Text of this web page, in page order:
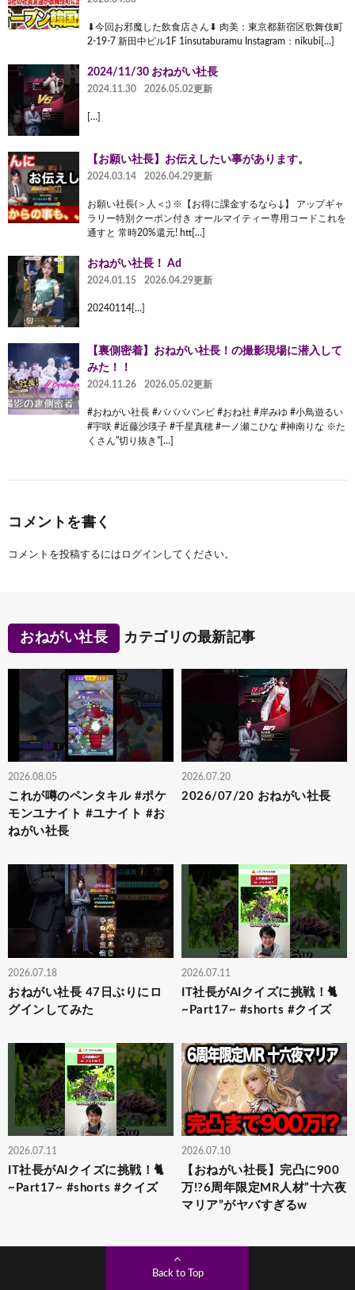
⬇︎今回お邪魔した飲食店さん⬇︎ 肉美：東京都新宿区歌舞伎町
2-19-7 新田中ビル1F 1insutaburamu Instagram：nikubi[…]
2024/11/30 おねがい社長
2024.11.30 2026.05.02更新
[…]
【お願い社長】お伝えしたい事があります。
2024.03.14 2026.04.29更新
お願い社長(＞人＜;) ※【お得に課金するなら↓】 アップギャ
ラリー特別クーポン付き オールマイティー専用コードこれを
通すと 常時20%還元! htt[…]
おねがい社長！ Ad
2024.01.15 2026.04.29更新
20240114[…]
【裏側密着】おねがい社長！の撮影現場に潜入して
みた！！
2024.11.26 2026.05.02更新
#おねがい社長 #ババババンビ #おね社 #岸みゆ #小鳥遊るい
#宇咲 #近藤沙瑛子 #千星真穂 #一ノ瀬こひな #神南りな ※た
くさん”切り抜き”[…]
コメントを書く
コメントを投稿するには ログイン してください。
おねがい社長 カテゴリの最新記事
2026.08.05
これが噂のペンタキル #ポケ
モンユナイト #ユナイト #お
ねがい社長
2026.07.20
2026/07/20 おねがい社長
2026.07.18
おねがい社長 47日ぶりにロ
グインしてみた
2026.07.11
IT社長がAIクイズに挑戦！🐈
~Part17~ #shorts #クイズ
2026.07.11
IT社長がAIクイズに挑戦！🐈
~Part17~ #shorts #クイズ
2026.07.10
【おねがい社長】完凸に900
万!?6周年限定MR人材”十六夜
マリア”がヤバすぎるw
Back to Top